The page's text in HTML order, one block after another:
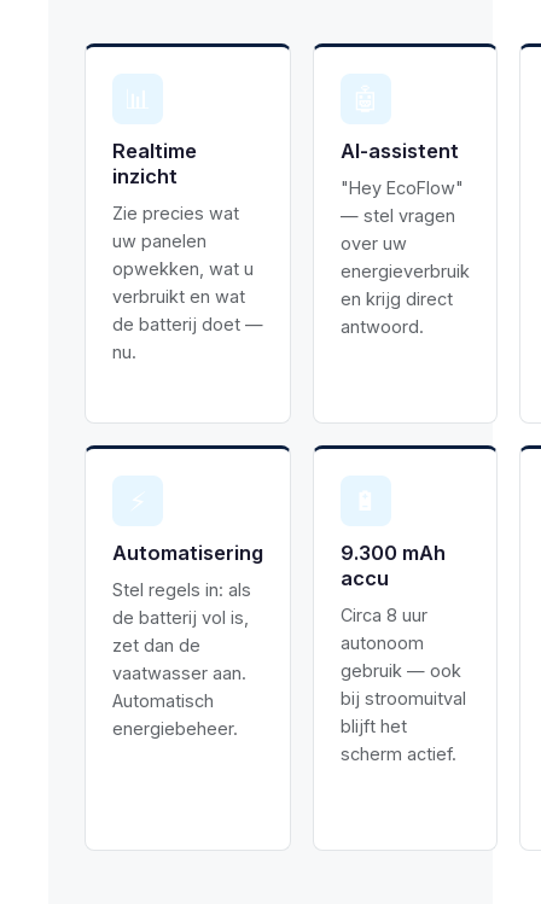
📊
Realtime
inzicht
Zie precies wat
uw panelen
opwekken, wat u
verbruikt en wat
de batterij doet —
nu.
🤖
AI-assistent
"Hey EcoFlow"
— stel vragen
over uw
energieverbruik
en krijg direct
antwoord.
⚡
Automatisering
Stel regels in: als
de batterij vol is,
zet dan de
vaatwasser aan.
Automatisch
energiebeheer.
🔋
9.300 mAh
accu
Circa 8 uur
autonoom
gebruik — ook
bij stroomuitval
blijft het
scherm actief.